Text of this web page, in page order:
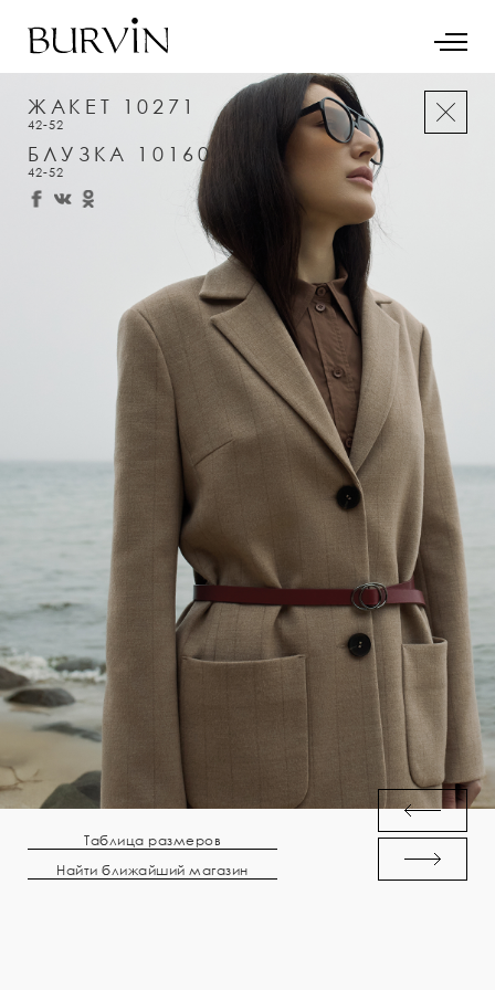
ЖАКЕТ 10271
42-52
БЛУЗКА 10160
42-52
Таблица размеров
Найти ближайший магазин